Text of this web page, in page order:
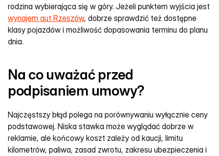
wynajem aut Rzeszów, dobrze sprawdzić też dostępne
klasy pojazdów i możliwość dopasowania terminu do planu
dnia.
Na co uważać przed
podpisaniem umowy?
Najczęstszy błąd polega na porównywaniu wyłącznie ceny
podstawowej. Niska stawka może wyglądać dobrze w
reklamie, ale końcowy koszt zależy od kaucji, limitu
kilometrów, paliwa, zasad zwrotu, zakresu ubezpieczenia i